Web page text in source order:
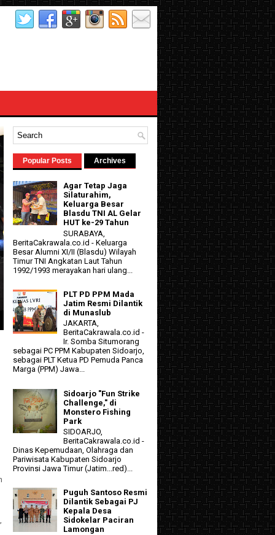
Popular Posts Archives
Agar Tetap Jaga
Silaturahim,
Keluarga Besar
Blasdu TNI AL Gelar
HUT ke-29 Tahun
SURABAYA,
BeritaCakrawala.co.id - Keluarga
Besar Alumni XI/II (Blasdu) Wilayah
Timur TNI Angkatan Laut Tahun
1992/1993 merayakan hari ulang...
PLT PD PPM Mada
Jatim Resmi Dilantik
di Munaslub
JAKARTA,
BeritaCakrawala.co.id -
Ir. Somba Situmorang
sebagai PC PPM Kabupaten Sidoarjo,
sebagai PLT Ketua PD Pemuda Panca
Marga (PPM) Jawa...
Sidoarjo "Fun Strike
Challenge," di
Monstero Fishing
Park
SIDOARJO,
BeritaCakrawala.co.id -
Dinas Kepemudaan, Olahraga dan
Pariwisata Kabupaten Sidoarjo
Provinsi Jawa Timur (Jatim...red)...
Puguh Santoso Resmi
Dilantik Sebagai PJ
Kepala Desa
Sidokelar Paciran
Lamongan